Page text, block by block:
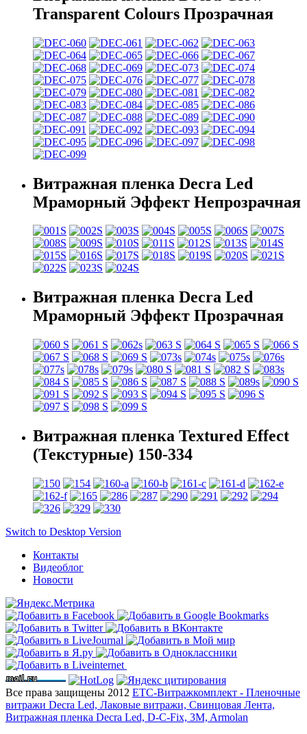
Transparent Colours Прозрачная
Витражная пленка Decra Led
Мраморный Эффект Непрозрачная
Витражная пленка Decra Led
Мраморный Эффект Прозрачная
Витражная пленка Textured Effect
(Текстурные) 150-334
Switch to Desktop Version
Контакты
Видеоблог
Новости
Все права защищены 2012 ЕТС-Витражкомплект - Пленочные
витражи Decra Led, Лаковые витражи, Свинцовая Лента,
Витражная пленка Decra Led, D-C-Fix, 3M, Armolan